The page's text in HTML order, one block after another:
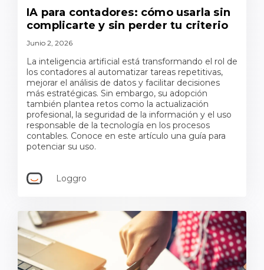
IA para contadores: cómo usarla sin
complicarte y sin perder tu criterio
Junio 2, 2026
La inteligencia artificial está transformando el rol de
los contadores al automatizar tareas repetitivas,
mejorar el análisis de datos y facilitar decisiones
más estratégicas. Sin embargo, su adopción
también plantea retos como la actualización
profesional, la seguridad de la información y el uso
responsable de la tecnología en los procesos
contables. Conoce en este artículo una guía para
potenciar su uso.
Loggro